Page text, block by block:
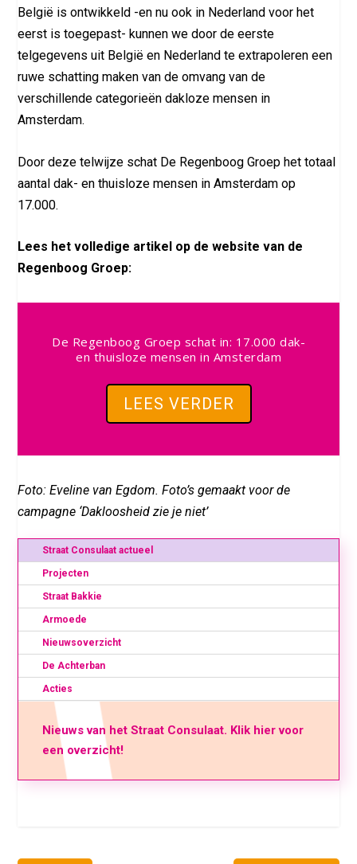
België is ontwikkeld -en nu ook in Nederland voor het
eerst is toegepast- kunnen we door de eerste
telgegevens uit België en Nederland te extrapoleren een
ruwe schatting maken van de omvang van de
verschillende categorieën dakloze mensen in
Amsterdam.
Door deze telwijze schat De Regenboog Groep het totaal
aantal dak- en thuisloze mensen in Amsterdam op
17.000.
Lees het volledige artikel op de website van de
Regenboog Groep:
De Regenboog Groep schat in: 17.000 dak-
en thuisloze mensen in Amsterdam
LEES VERDER
Foto: Eveline van Egdom. Foto’s gemaakt voor de
campagne ‘Dakloosheid zie je niet’
Straat Consulaat actueel
Projecten
Straat Bakkie
Armoede
Nieuwsoverzicht
De Achterban
Acties
Nieuws van het Straat Consulaat. Klik hier voor
een overzicht!